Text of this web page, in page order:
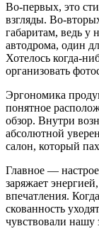
Во-первых, это
взгляды. Во-
габаритам, ведь у
автодрома, один
Хотелось когда-
организовать
Эргономика
понятное
обзор. Внутри
абсолютной
салон, который
Главное —
заряжает
впечатления.
скованность
чувствовали нашу